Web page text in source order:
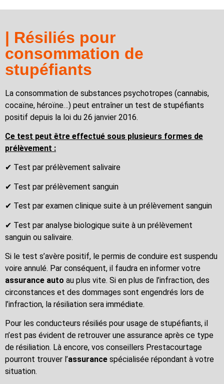
| Résiliés pour
consommation de
stupéfiants
La consommation de substances psychotropes (cannabis,
cocaïne, héroïne…) peut entraîner un test de stupéfiants
positif depuis la loi du 26 janvier 2016.
Ce test peut être effectué sous plusieurs formes de
prélèvement :
✔ Test par prélèvement salivaire
✔ Test par prélèvement sanguin
✔ Test par examen clinique suite à un prélèvement sanguin
✔ Test par analyse biologique suite à un prélèvement
sanguin ou salivaire.
Si le test s’avère positif, le permis de conduire est suspendu
voire annulé. Par conséquent, il faudra en informer votre
assurance auto au plus vite. Si en plus de l’infraction, des
circonstances et des dommages sont engendrés lors de
l’infraction, la résiliation sera immédiate.
Pour les conducteurs résiliés pour usage de stupéfiants, il
n’est pas évident de retrouver une assurance après ce type
de résiliation. Là encore, vos conseillers Prestacourtage
pourront trouver l’assurance spécialisée répondant à votre
situation.